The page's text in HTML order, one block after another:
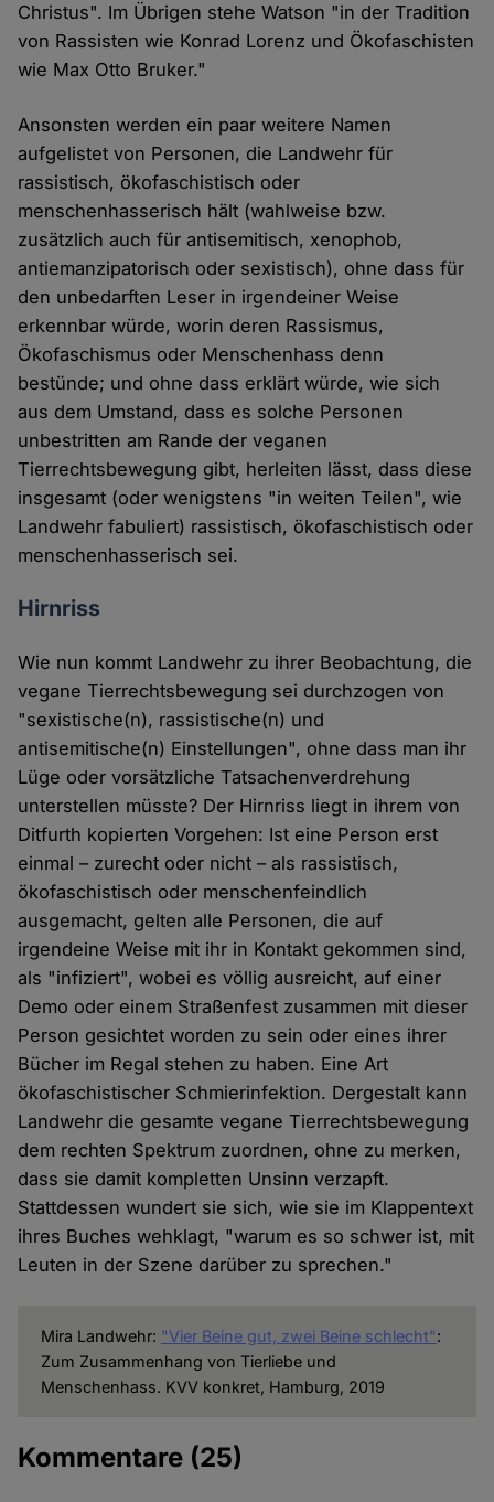
Christus". Im Übrigen stehe Watson "in der Tradition
von Rassisten wie Konrad Lorenz und Ökofaschisten
wie Max Otto Bruker."
Ansonsten werden ein paar weitere Namen
aufgelistet von Personen, die Landwehr für
rassistisch, ökofaschistisch oder
menschenhasserisch hält (wahlweise bzw.
zusätzlich auch für antisemitisch, xenophob,
antiemanzipatorisch oder sexistisch), ohne dass für
den unbedarften Leser in irgendeiner Weise
erkennbar würde, worin deren Rassismus,
Ökofaschismus oder Menschenhass denn
bestünde; und ohne dass erklärt würde, wie sich
aus dem Umstand, dass es solche Personen
unbestritten am Rande der veganen
Tierrechtsbewegung gibt, herleiten lässt, dass diese
insgesamt (oder wenigstens "in weiten Teilen", wie
Landwehr fabuliert) rassistisch, ökofaschistisch oder
menschenhasserisch sei.
Hirnriss
Wie nun kommt Landwehr zu ihrer Beobachtung, die
vegane Tierrechtsbewegung sei durchzogen von
"sexistische(n), rassistische(n) und
antisemitische(n) Einstellungen", ohne dass man ihr
Lüge oder vorsätzliche Tatsachenverdrehung
unterstellen müsste? Der Hirnriss liegt in ihrem von
Ditfurth kopierten Vorgehen: Ist eine Person erst
einmal – zurecht oder nicht – als rassistisch,
ökofaschistisch oder menschenfeindlich
ausgemacht, gelten alle Personen, die auf
irgendeine Weise mit ihr in Kontakt gekommen sind,
als "infiziert", wobei es völlig ausreicht, auf einer
Demo oder einem Straßenfest zusammen mit dieser
Person gesichtet worden zu sein oder eines ihrer
Bücher im Regal stehen zu haben. Eine Art
ökofaschistischer Schmierinfektion. Dergestalt kann
Landwehr die gesamte vegane Tierrechtsbewegung
dem rechten Spektrum zuordnen, ohne zu merken,
dass sie damit kompletten Unsinn verzapft.
Stattdessen wundert sie sich, wie sie im Klappentext
ihres Buches wehklagt, "warum es so schwer ist, mit
Leuten in der Szene darüber zu sprechen."
Mira Landwehr: "Vier Beine gut, zwei Beine schlecht":
Zum Zusammenhang von Tierliebe und
Menschenhass. KVV konkret, Hamburg, 2019
Kommentare (25)